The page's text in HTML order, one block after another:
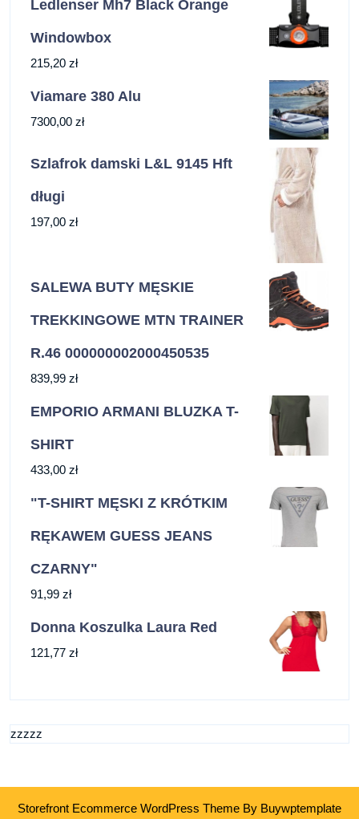
Ledlenser Mh7 Black Orange
Windowbox
215,20 zł
Viamare 380 Alu
7300,00 zł
Szlafrok damski L&L 9145 Hft
długi
197,00 zł
SALEWA BUTY MĘSKIE
TREKKINGOWE MTN TRAINER
R.46 000000002000450535
839,99 zł
EMPORIO ARMANI BLUZKA T-
SHIRT
433,00 zł
"T-SHIRT MĘSKI Z KRÓTKIM
RĘKAWEM GUESS JEANS
CZARNY"
91,99 zł
Donna Koszulka Laura Red
121,77 zł
zzzzz
Storefront Ecommerce WordPress Theme By Buywptemplate